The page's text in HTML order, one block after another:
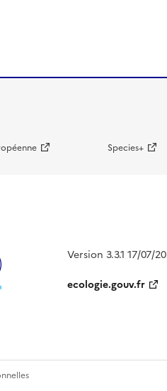
Species+
Version 3.3.1 17/07/
ecologie.gouv.fr